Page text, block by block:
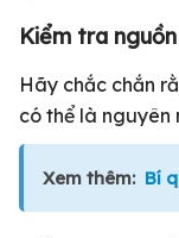
Kiểm tra
Hãy chắc chắn
có thể là nguyên
Xem thêm: Bí